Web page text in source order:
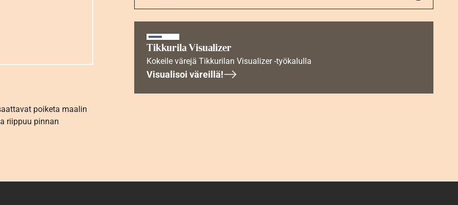
poiketa maalin
riippuu pinnan
Tikkurila Visualizer
Kokeile värejä Tikkurilan Visualizer -työkalulla
Visualisoi väreillä!